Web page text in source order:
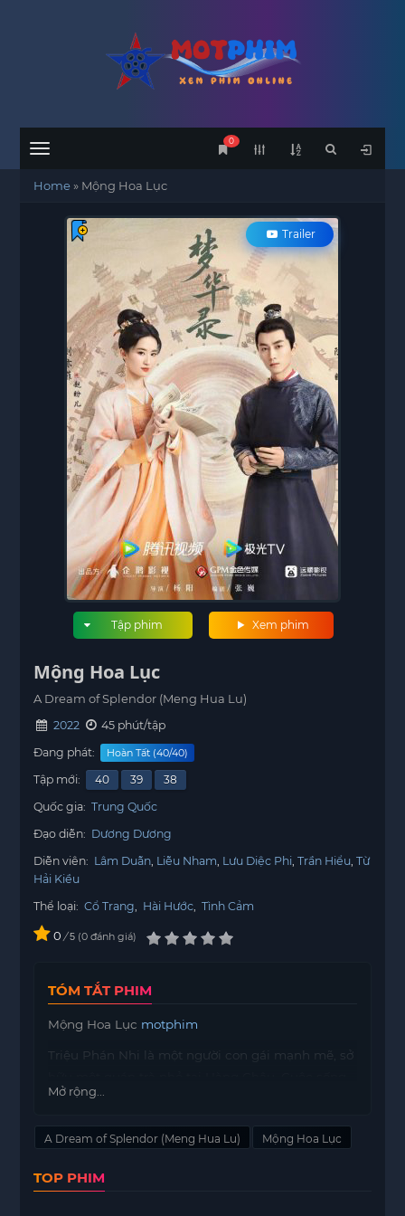
Menu
0
Home» Mộng Hoa Lục
Trailer
Xem phim
Tập phim
Mộng Hoa Lục
A Dream of Splendor (Meng Hua Lu)
2022
45 phút/tập
Đang phát:
Hoàn Tất (40/40)
Tập mới: 40 39
38
Quốc gia: Trung Quốc
Đạo diễn: Dương Dương
Diễn viên: Lâm Duẫn Liễu Nham Lưu Diệc Phi Trần Hiểu Từ
Hải Kiều
Thể loại: Cổ Trang, Hài Hước, Tình Cảm
0 / 5 0 đánh giá
TÓM TẮT PHIM
Mộng Hoa Lục motphim
Triệu Phán Nhi là một người con gái mạnh mẽ, sở
của cô đã có sự thay đổi lớn khi nhận được tin vui
học hành thành tài ở Kinh thành. Tuy nhiên, trái
Không chấp nhận số phận, Triệu Phán Nhi quyết
Mở rộng...
A Dream of Splendor (Meng Hua Lu) Mộng Hoa Lục
TOP PHIM